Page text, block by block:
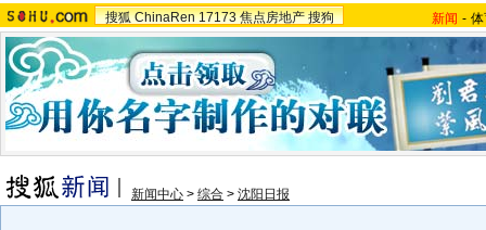
搜狐 ChinaRen 17173 焦点房地产 搜狗 新闻 -
新闻中心 > 综合 > 沈阳日报